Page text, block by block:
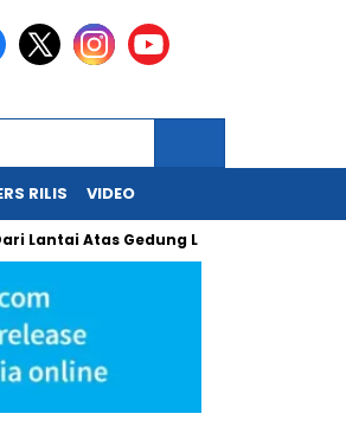
RILIS VIDEO
Atas Gedung Lotte Avenue Mega